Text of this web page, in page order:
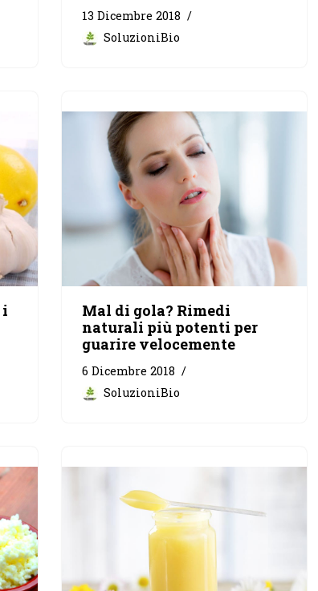
13 Dicembre 2018
SoluzioniBio
i
Mal di gola? Rimedi
naturali più potenti per
guarire velocemente
6 Dicembre 2018
SoluzioniBio